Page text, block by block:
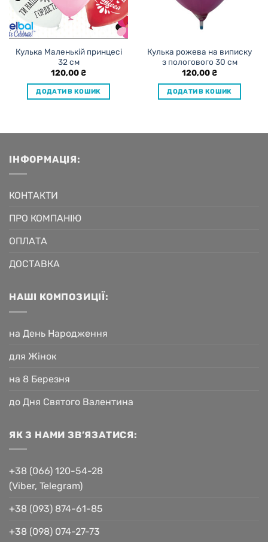
Кулька Маленькій принцесі
32 см
120,00₴
ДОДАТИ В КОШИК
Кулька рожева на виписку
з пологового 30 см
120,00₴
ДОДАТИ В КОШИК
ІНФОРМАЦІЯ:
КОНТАКТИ
ПРО КОМПАНІЮ
ОПЛАТА
ДОСТАВКА
НАШІ КОМПОЗИЦІЇ:
на День Народження
для Жінок
на 8 Березня
до Дня Святого Валентина
ЯК З НАМИ ЗВ’ЯЗАТИСЯ:
+38 (066) 120-54-28
(Viber, Telegram)
+38 (093) 874-61-85
+38 (098) 074-27-73